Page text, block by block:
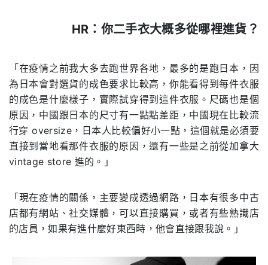
HR： 你二手衣大概多從哪裡進貨？
「在疫情之前我大多去跑世界各地，最多的是跑日本，因
為日本會對選貨的成色要求比較高，你能看得到每件衣服
的成色是什麼樣子，實際試穿得到這件衣服。尺碼也是個
原因，中國跟日本的尺寸有一點點差距，中國現在比較流
行穿 oversize，日本人比較偏好小一點，這個就是必須要
直接到當地看那件衣服的原因，還有一些是之前從加拿大
vintage store 進的。」
「現在疫情的關係，主要變成透過網路，日本有很多中古
店都有網站、社交媒體，可以直接購買，或者有些熟識店
的店員，如果有進什麼好東西時，他會直接跟我說。」